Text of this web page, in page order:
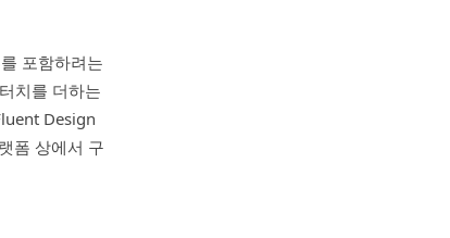
포함하려는
치를 더하는
Design
폼 상에서 구